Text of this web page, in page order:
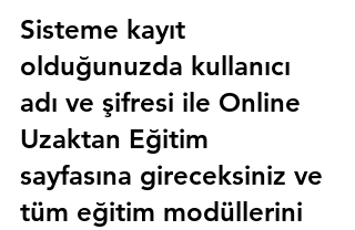
Sisteme kayıt
olduğunuzda kullanıcı
adı ve şifresi ile Online
Uzaktan Eğitim
sayfasına gireceksiniz ve
tüm eğitim modüllerini